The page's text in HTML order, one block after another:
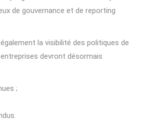
de gouvernance et de reporting
la visibilité des politiques de
devront désormais
;